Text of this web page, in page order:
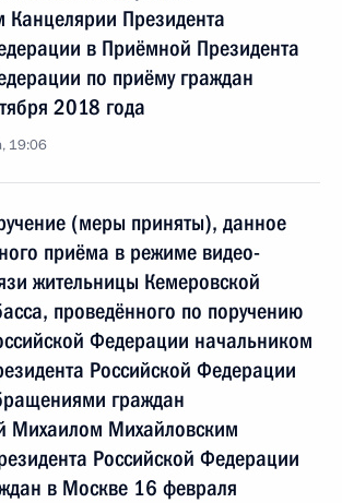
Канцелярии Президента
в Приёмной Президента
по приёму граждан
2018 года
19:06
(меры приняты), данное
приёма в режиме видео-
жительницы Кемеровской
проведённого по поручению
Федерации начальником
Российской Федерации
граждан
Михаилом Михайловским
Российской Федерации
в Москве 16 февраля